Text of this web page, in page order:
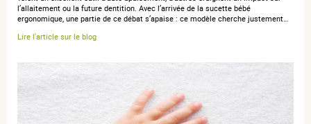
l’allaitement ou la future dentition. Avec l’arrivée de la sucette bébé
ergonomique, une partie de ce débat s’apaise : ce modèle cherche justement…
Lire l'article sur le blog